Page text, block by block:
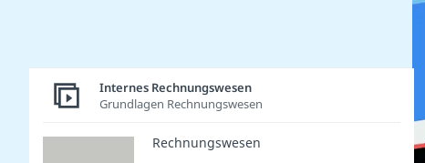
Internes Rechnungswesen
Grundlagen Rechnungswesen
Rechnungswesen